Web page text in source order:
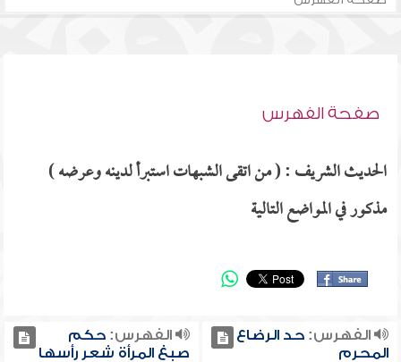
صفحة الفهرس
الحديث الشريف : ( من اتقى الشبهات استبرأ لدينه وعرضه )
مذكور في المواضع التالية
الفهرس:حد الرضاع
المحرم
الفهرس:حكم
صبغ المرأة شعر رأسها